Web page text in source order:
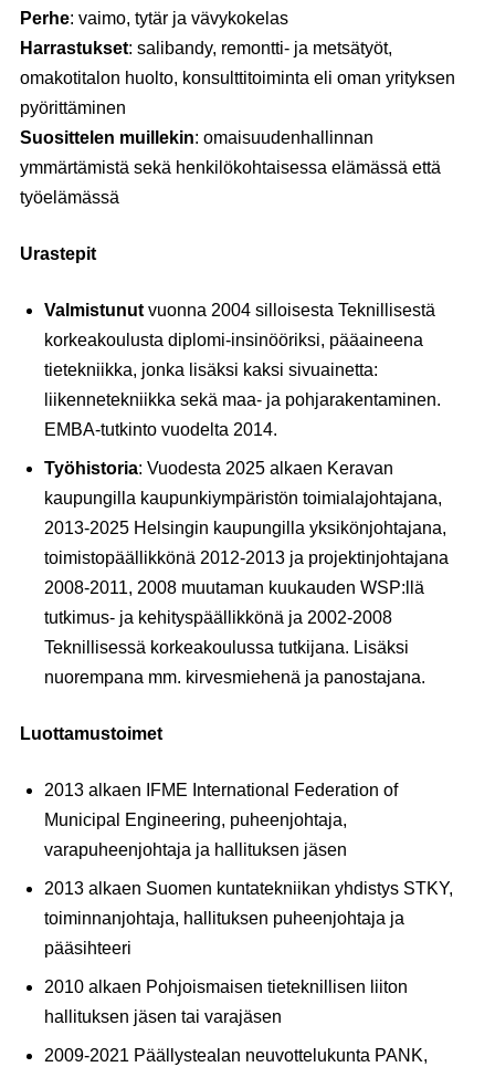
Perhe: vaimo, tytär ja vävykokelas
Harrastukset: salibandy, remontti- ja metsätyöt,
omakotitalon huolto, konsulttitoiminta eli oman yrityksen
pyörittäminen
Suosittelen muillekin: omaisuudenhallinnan
ymmärtämistä sekä henkilökohtaisessa elämässä että
työelämässä
Urastepit
Valmistunutvuonna 2004 silloisesta Teknillisestä
korkeakoulusta diplomi-insinööriksi, pääaineena
tietekniikka, jonka lisäksi kaksi sivuainetta:
liikennetekniikka sekä maa- ja pohjarakentaminen.
EMBA-tutkinto vuodelta 2014.
Työhistoria: Vuodesta 2025 alkaen Keravan
kaupungilla kaupunkiympäristön toimialajohtajana,
2013-2025 Helsingin kaupungilla yksikönjohtajana,
toimistopäällikkönä 2012-2013 ja projektinjohtajana
2008-2011, 2008 muutaman kuukauden WSP:llä
tutkimus- ja kehityspäällikkönä ja 2002-2008
Teknillisessä korkeakoulussa tutkijana. Lisäksi
nuorempana mm. kirvesmiehenä ja panostajana.
Luottamustoimet
2013 alkaen IFME International Federation of
Municipal Engineering, puheenjohtaja,
varapuheenjohtaja ja hallituksen jäsen
2013 alkaen Suomen kuntatekniikan yhdistys STKY,
toiminnanjohtaja, hallituksen puheenjohtaja ja
pääsihteeri
2010 alkaen Pohjoismaisen tieteknillisen liiton
hallituksen jäsen tai varajäsen
2009-2021 Päällystealan neuvottelukunta PANK,